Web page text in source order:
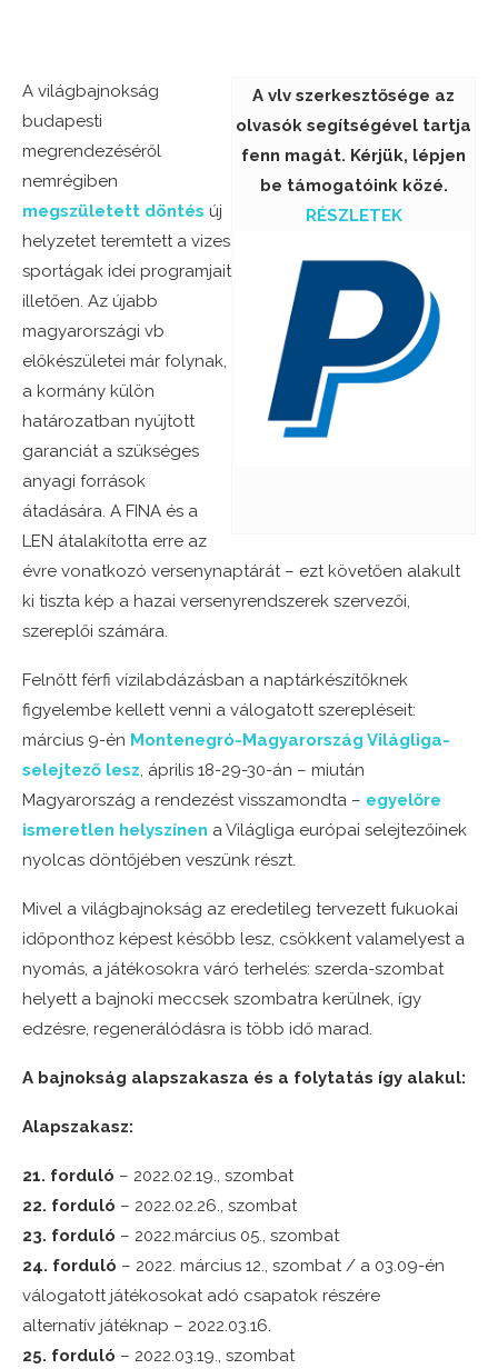
A vlv szerkesztősége az
olvasók segítségével tartja
fenn magát. Kérjük, lépjen
be támogatóink közé.
RÉSZLETEK
A világbajnokság
budapesti
megrendezéséről
nemrégiben
megszületett döntés új
helyzetet teremtett a vizes
sportágak idei programjait
illetően. Az újabb
magyarországi vb
előkészületei már folynak,
a kormány külön
határozatban nyújtott
garanciát a szükséges
anyagi források
átadására. A FINA és a
LEN átalakította erre az
évre vonatkozó versenynaptárát – ezt követően alakult
ki tiszta kép a hazai versenyrendszerek szervezői,
szereplői számára.
Felnőtt férfi vízilabdázásban a naptárkészítőknek
figyelembe kellett venni a válogatott szerepléseit:
március 9-én Montenegró-Magyarország Világliga-
selejtező lesz, április 18-29-30-án – miután
Magyarország a rendezést visszamondta – egyelőre
ismeretlen helyszínen a Világliga európai selejtezőinek
nyolcas döntőjében veszünk részt.
Mivel a világbajnokság az eredetileg tervezett fukuokai
időponthoz képest később lesz, csökkent valamelyest a
nyomás, a játékosokra váró terhelés: szerda-szombat
helyett a bajnoki meccsek szombatra kerülnek, így
edzésre, regenerálódásra is több idő marad.
A bajnokság alapszakasza és a folytatás így alakul:
Alapszakasz:
21. forduló – 2022.02.19., szombat
22. forduló – 2022.02.26., szombat
23. forduló – 2022.március 05., szombat
24. forduló – 2022. március 12., szombat / a 03.09-én
válogatott játékosokat adó csapatok részére
alternatív játéknap – 2022.03.16.
25. forduló – 2022.03.19., szombat